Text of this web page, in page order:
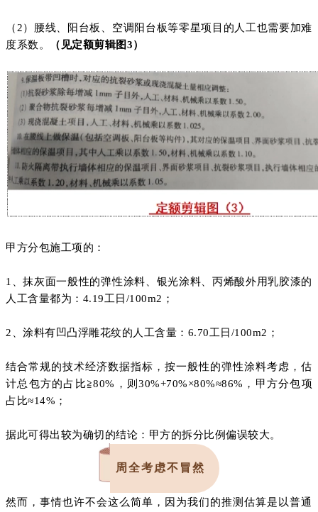
（2）腰线、阳台板、空调阳台板等零星项目的人工也需要加难
度系数。
（见定额剪辑图3）
甲方分包施工项的：
1、抹灰面一般性的弹性涂料、银光涂料、丙烯酸外用乳胶漆的
人工含量都为：4.19工日/100m2；
2、涂料有凹凸浮雕花纹的人工含量：6.70工日/100m2；
结合常规的技术经济数据指标，按一般性的弹性涂料考虑，估
计总包方的占比≧80%，则30%+70%×80%≈86%，甲方分包项
占比≈14%；
据此可得出较为确切的结论：甲方的拆分比例偏误较大。
周全考虑不冒然
然而，事情也许不会这么简单，因为我们的推测估算是以普通